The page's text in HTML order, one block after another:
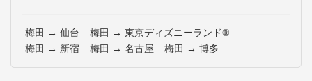
梅田 → 仙台
梅田 → 東京ディズニーランド®
梅田 → 新宿
梅田 → 名古屋 梅田 → 博多